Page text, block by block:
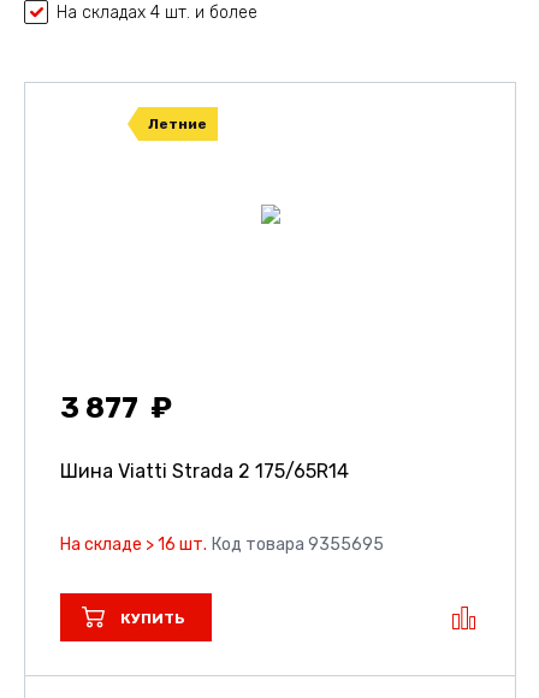
На складах 4 шт. и более
Летние
3 877
Шина Viatti Strada 2 175/65R14
На складе > 16 шт. Код товара 9355695
КУПИТЬ